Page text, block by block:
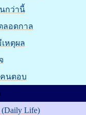
กว่านี้
ลอดกาล
หตุผล
นตอบ
Life)